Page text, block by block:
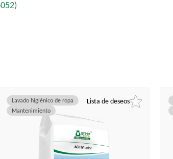
Lista de deseos
Lavado higiénico de ropa
Mantenimiento